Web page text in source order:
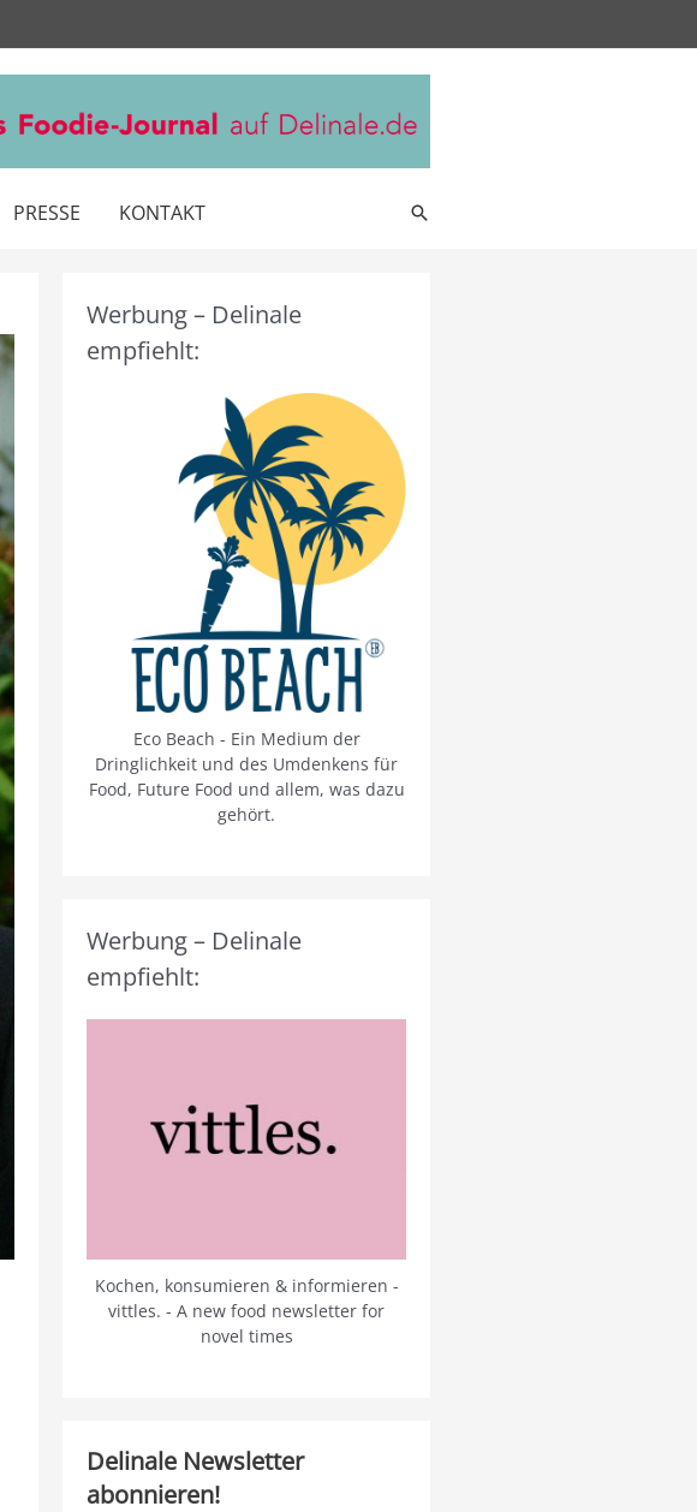
PRESSE KONTAKT Suche
Werbung – Delinale
empfiehlt:
Eco Beach - Ein Medium der
Dringlichkeit und des Umdenkens für
Food, Future Food und allem, was dazu
gehört.
Werbung – Delinale
empfiehlt:
Kochen, konsumieren & informieren -
vittles. - A new food newsletter for
novel times
Delinale Newsletter
abonnieren!